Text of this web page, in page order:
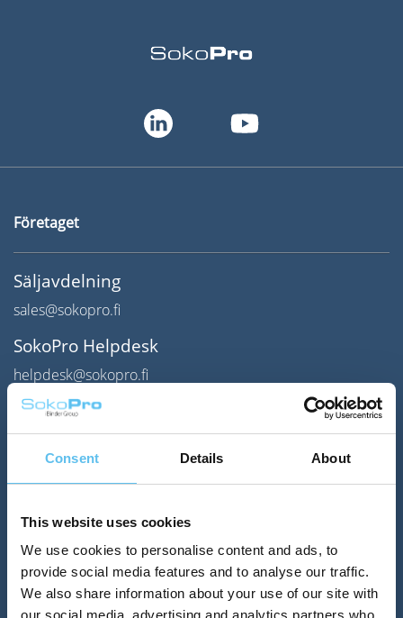
Consent Details About
This website uses cookies
We use cookies to personalise content and ads, to
provide social media features and to analyse our traffic.
We also share information about your use of our site with
our social media, advertising and analytics partners who
Suomi
Företaget
Säljavdelning
sales@sokopro.fi
SokoPro Helpdesk
helpdesk@sokopro.fi
Telefon
Puh. 0200 35 211 (1,12 €/min)
Keilaranta 6
02150 ESPOO